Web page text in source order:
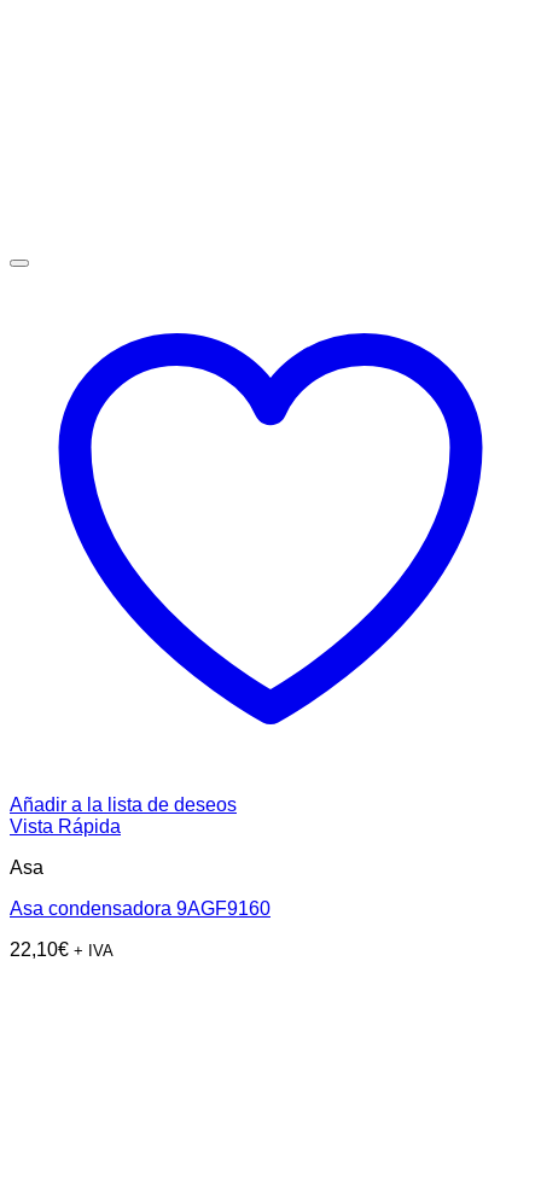
Añadir a la lista de deseos
Vista Rápida
Asa
Asa condensadora 9AGF9160
22,10€ + IVA